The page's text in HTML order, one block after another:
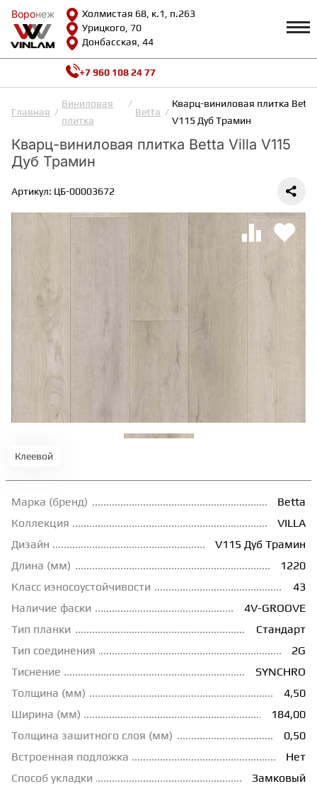
Воронеж
Холмистая 68, к.1, п.263
Урицкого, 70
Донбасская, 44
Воронеж
КАТАЛОГ Профиль
Возврат и гарантии
Сотрудничество
Видеообзоры
Как выбрать
ВИНИЛОВАЯ ПЛИТКА
ЛАМИНАТ
МОДУЛЬНЫЕ ПВХ
КЛЕЙ
НАЛИВНОЙ ПОЛ
ТЕРМОПАРКЕТ
+7 960 108 24 77
Главная
Виниловая
плитка
Betta
Кварц-виниловая плитка
V115 Дуб Трамин
Кварц-виниловая плитка Betta Villa V115
Дуб Трамин
Артикул: ЦБ-00003672
Клеевой
Марка (бренд)
Betta
Коллекция
VILLA
Дизайн
V115 Дуб Трамин
Длина (мм)
1220
Класс износоустойчивости
43
Наличие фаски
4V-GROOVE
Тип планки
Стандарт
Тип соединения
2G
Тиснение
SYNСHRO
Толщина (мм)
4,50
Ширина (мм)
184,00
Толщина зашитного слоя (мм)
0,50
Встроенная подложка
Нет
Способ укладки
Замковый